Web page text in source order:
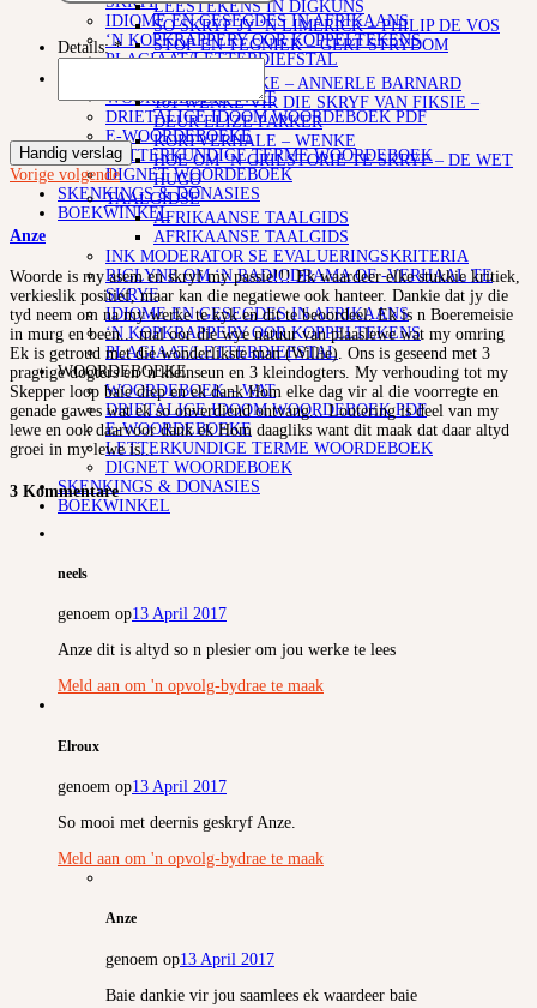
IDIOME EN GESEGDES IN AFRIKAANS
‘N KOPKRAPPERY OOR KOPPELTEKENS
PLAGIAAT/LETTERDIEFSTAL
WOORDEBOEK – WAT
DRIETALIGE IDOOM WOORDEBOEK PDF
E-WOORDEBOEKE
LETTERKUNDIGE TERME WOORDEBOEK
DIGNET WOORDEBOEK
SKENKINGS & DONASIES
BOEKWINKEL
LEESTEKENS IN DIGKUNS
SO SKRYF JY ‘N LIMERICK – PHILIP DE VOS
STOF EN TEGNIEK – GERT STRYDOM
SKRYFKUNS
4 SKRYFWENKE – ANNERLE BARNARD
101 WENKE VIR DIE SKRYF VAN FIKSIE –
DEUR ELIZE PARKER
KORTVERHALE – WENKE
HOE OM ‘N GRILSTORIE TE SKRYF – DE WET
HUGO
TAALGIDSE
AFRIKAANSE TAALGIDS
AFRIKAANSE TAALGIDS
INK MODERATOR SE EVALUERINGSKRITERIA
RIGLYNE OM ‘N RADIODRAMA OF -VERHAAL TE
SKRYF
IDIOME EN GESEGDES IN AFRIKAANS
‘N KOPKRAPPERY OOR KOPPELTEKENS
PLAGIAAT/LETTERDIEFSTAL
WOORDEBOEKE
WOORDEBOEK – WAT
DRIETALIGE IDOOM WOORDEBOEK PDF
E-WOORDEBOEKE
LETTERKUNDIGE TERME WOORDEBOEK
DIGNET WOORDEBOEK
SKENKINGS & DONASIES
BOEKWINKEL
Details:*
Handig verslag
Vorige volgende
Anze
Woorde is my asem en skryf my passie!!! Ek waardeer elke stukkie kritiek,
verkieslik positief, maar kan die negatiewe ook hanteer. Dankie dat jy die
tyd neem om na my werke te kyk en dit te beoordeel. Ek is n Boeremeisie
in murg en been... mal oor die wye natuur van plaaslewe wat my omring
Ek is getroud met die wonderlikste man (Willie). Ons is geseend met 3
pragtige dogters en 'n kleinseun en 3 kleindogters. My verhouding tot my
Skepper loop baie diep en ek dank Hom elke dag vir al die voorregte en
genade gawes wat ek so onverdiend ontvang... Loutering is deel van my
lewe en ook daarvoor dank ek Hom daagliks want dit maak dat daar altyd
groei in my lewe is...
3 Kommentare
neels
genoem op13 April 2017
Anze dit is altyd so n plesier om jou werke te lees
Meld aan om 'n opvolg-bydrae te maak
Elroux
genoem op13 April 2017
So mooi met deernis geskryf Anze.
Meld aan om 'n opvolg-bydrae te maak
Anze
genoem op13 April 2017
Baie dankie vir jou saamlees ek waardeer baie